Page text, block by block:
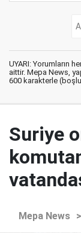
UYARI: Yorumların
aittir. Mepa News,
600 karakterle
Suriye
Mepa News >